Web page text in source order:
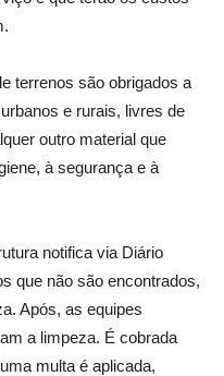
terrenos são obrigados a
e rurais, livres de
outro material que
à segurança e à
notifica via Diário
que não são encontrados,
Após, as equipes
a limpeza. É cobrada
multa é aplicada,